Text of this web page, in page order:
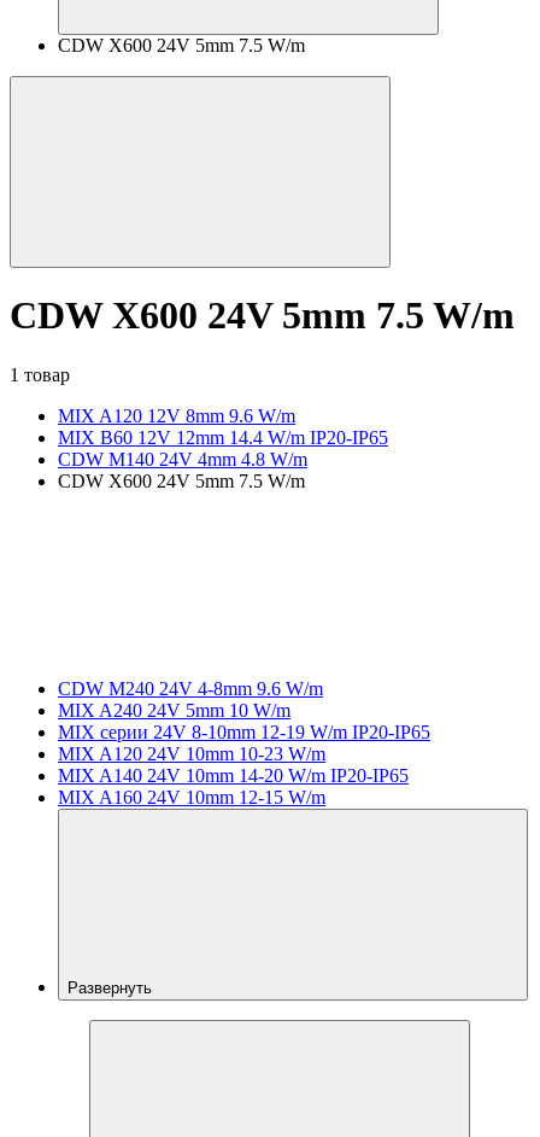
CDW X600 24V 5mm 7.5 W/m
CDW X600 24V 5mm 7.5 W/m
1 товар
MIX A120 12V 8mm 9.6 W/m
MIX B60 12V 12mm 14.4 W/m IP20-IP65
CDW M140 24V 4mm 4.8 W/m
CDW X600 24V 5mm 7.5 W/m
CDW M240 24V 4-8mm 9.6 W/m
MIX A240 24V 5mm 10 W/m
MIX серии 24V 8-10mm 12-19 W/m IP20-IP65
MIX A120 24V 10mm 10-23 W/m
MIX A140 24V 10mm 14-20 W/m IP20-IP65
MIX A160 24V 10mm 12-15 W/m
Развернуть